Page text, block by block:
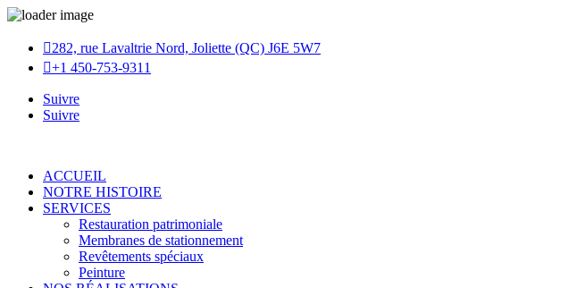
282, rue Lavaltrie Nord, Joliette (QC) J6E 5W7
+1 450-753-9311
Suivre
Suivre
ACCUEIL
NOTRE HISTOIRE
SERVICES
Restauration patrimoniale
Membranes de stationnement
Revêtements spéciaux
Peinture